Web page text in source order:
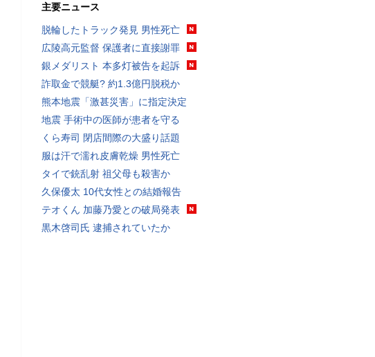
主要ニュース
脱輪したトラック発見 男性死亡
広陵高元監督 保護者に直接謝罪
銀メダリスト 本多灯被告を起訴
詐取金で競艇? 約1.3億円脱税か
熊本地震「激甚災害」に指定決定
地震 手術中の医師が患者を守る
くら寿司 閉店間際の大盛り話題
服は汗で濡れ皮膚乾燥 男性死亡
タイで銃乱射 祖父母も殺害か
久保優太 10代女性との結婚報告
テオくん 加藤乃愛との破局発表
黒木啓司氏 逮捕されていたか